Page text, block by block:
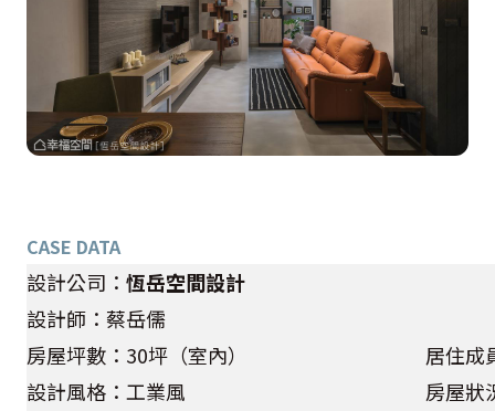
CASE DATA
設計公司： 恆岳空間設計
設計師：蔡岳儒
房屋坪數：30坪（室內）
設計風格：工業風
居住成
房屋狀